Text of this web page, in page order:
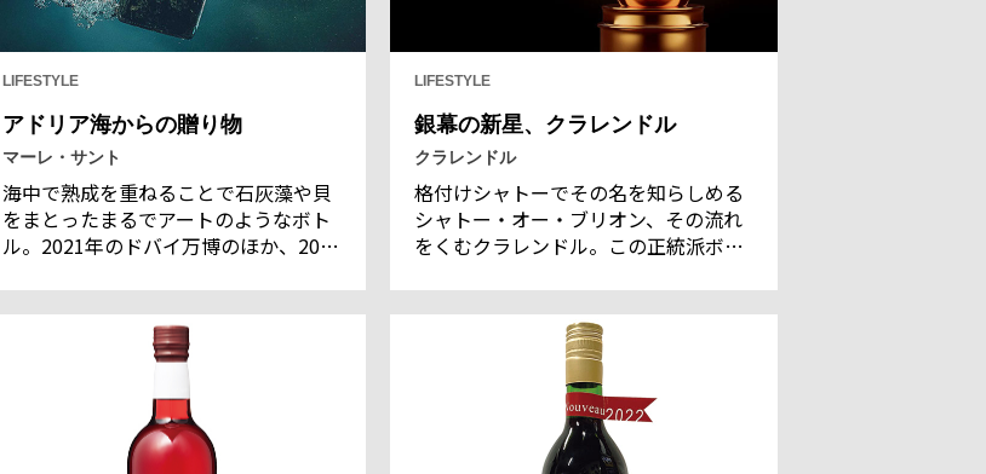
LIFESTYLE
アドリア海からの贈り物
マーレ・サント
海中で熟成を重ねることで石灰藻や貝
をまとったまるでアートのようなボト
ル。2021年のドバイ万博のほか、2024
万博でも公式スパークリングワインと
して提供される予定の特別なワイン
だ。ワインセラーでは出すことができ
ない独特な風味とまるみは、南欧諸国
のVIPをも魅了している。
LIFESTYLE
銀幕の新星、クラレンドル
クラレンドル
格付けシャトーでその名を知らしめる
シャトー・オー・ブリオン、その流れ
をくむクラレンドル。この正統派ボル
たワインが、第95回アカデミー賞セレ
モニーの場を独占した。セレブリ
ティーをも魅了するワイン、その歴史